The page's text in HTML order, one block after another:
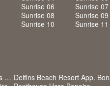
Sunrise 06
Sunrise 07
Sunrise 08
Sunrise 09
Sunrise 10
Sunrise 11
Beaches Ocean View Apartments Bonaire Delfins Beach Resort App.